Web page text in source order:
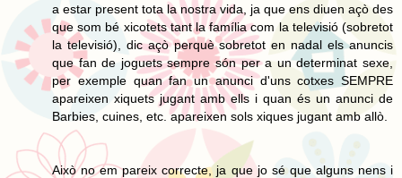
a estar present tota la nostra vida, ja que ens diuen açò des
que som bé xicotets tant la família com la televisió (sobretot
la televisió), dic açò perquè sobretot en nadal els anuncis
que fan de joguets sempre són per a un determinat sexe,
per exemple quan fan un anunci d'uns cotxes SEMPRE
apareixen xiquets jugant amb ells i quan és un anunci de
Barbies, cuines, etc. apareixen sols xiques jugant amb allò.
Això no em pareix correcte, ja que jo sé que alguns nens i